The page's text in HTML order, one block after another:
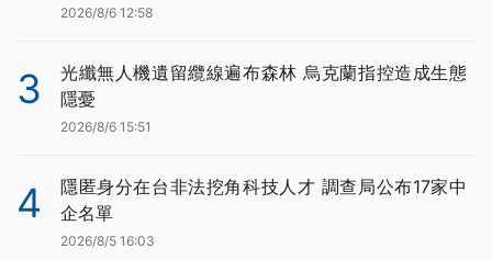
2026/8/6 12:58
3
光纖無人機遺留纜線遍布森林 烏克蘭指控造成生態
隱憂
2026/8/6 15:51
4
隱匿身分在台非法挖角科技人才 調查局公布17家中
企名單
2026/8/5 16:03